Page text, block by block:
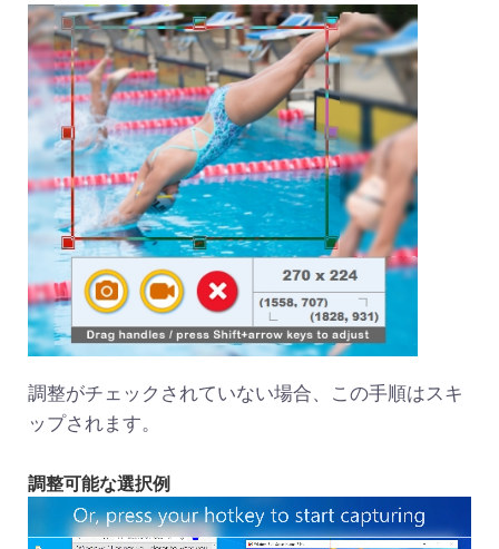
調整がチェックされていない場合、この手順はスキ
ップされます。
調整可能な選択例